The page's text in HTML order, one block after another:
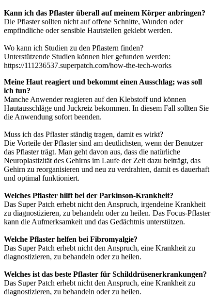
Kann ich das Pflaster überall auf meinem Körper anbringen?
Die Pflaster sollten nicht auf offene Schnitte, Wunden oder
empfindliche oder sensible Hautstellen geklebt werden.
Wo kann ich Studien zu den Pflastern finden?
Unterstützende Studien können hier gefunden werden:
https://111236537.superpatch.com/how-the-tech-works
Meine Haut reagiert und bekommt einen Ausschlag; was soll
ich tun?
Manche Anwender reagieren auf den Klebstoff und können
Hautausschläge und Juckreiz bekommen. In diesem Fall sollten Sie
die Anwendung sofort beenden.
Muss ich das Pflaster ständig tragen, damit es wirkt?
Die Vorteile der Pflaster sind am deutlichsten, wenn der Benutzer
das Pflaster trägt. Man geht davon aus, dass die natürliche
Neuroplastizität des Gehirns im Laufe der Zeit dazu beiträgt, das
Gehirn zu reorganisieren und neu zu verdrahten, damit es dauerhaft
und optimal funktioniert.
Welches Pflaster hilft bei der Parkinson-Krankheit?
Das Super Patch erhebt nicht den Anspruch, irgendeine Krankheit
zu diagnostizieren, zu behandeln oder zu heilen. Das Focus-Pflaster
kann die Aufmerksamkeit und das Gedächtnis unterstützen.
Welche Pflaster helfen bei Fibromyalgie?
Das Super Patch erhebt nicht den Anspruch, eine Krankheit zu
diagnostizieren, zu behandeln oder zu heilen.
Welches ist das beste Pflaster für Schilddrüsenerkrankungen?
Das Super Patch erhebt nicht den Anspruch, eine Krankheit zu
diagnostizieren, zu behandeln oder zu heilen.